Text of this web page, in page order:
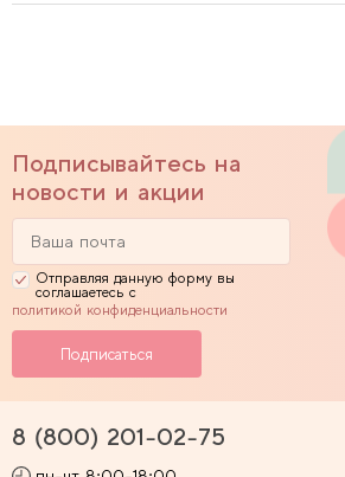
Подписывайтесь на
новости и акции
Отправляя данную форму вы
соглашаетесь с
политикой конфиденциальности
8 (800) 201-02-75